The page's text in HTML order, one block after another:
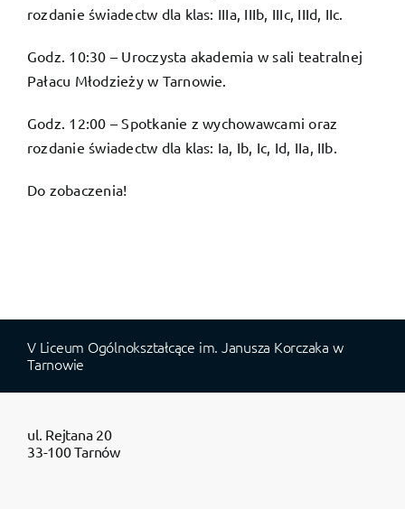
rozdanie świadectw dla klas: IIIa, IIIb, IIIc, IIId, IIc.
Godz. 10:30 – Uroczysta akademia w sali teatralnej
Pałacu Młodzieży w Tarnowie.
Godz. 12:00 – Spotkanie z wychowawcami oraz
rozdanie świadectw dla klas: Ia, Ib, Ic, Id, IIa, IIb.
Do zobaczenia!
V Liceum Ogólnokształcące im. Janusza Korczaka w
Tarnowie
ul. Rejtana 20
33-100 Tarnów